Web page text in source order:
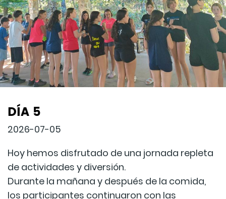
DÍA 5
2026-07-05
Hoy hemos disfrutado de una jornada repleta
de actividades y diversión.
Durante la mañana y después de la comida,
los participantes continuaron con las